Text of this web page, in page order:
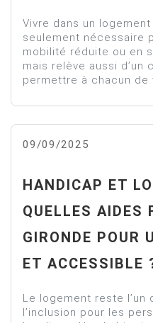
Vivre dans un
seulement nécessaire
mobilité réduite ou en
mais relève aussi
permettre à chacun de
09/09/2025
HANDICAP ET
QUELLES AIDES
GIRONDE POUR
ET ACCESSIBLE
Le logement reste
l’inclusion pour les